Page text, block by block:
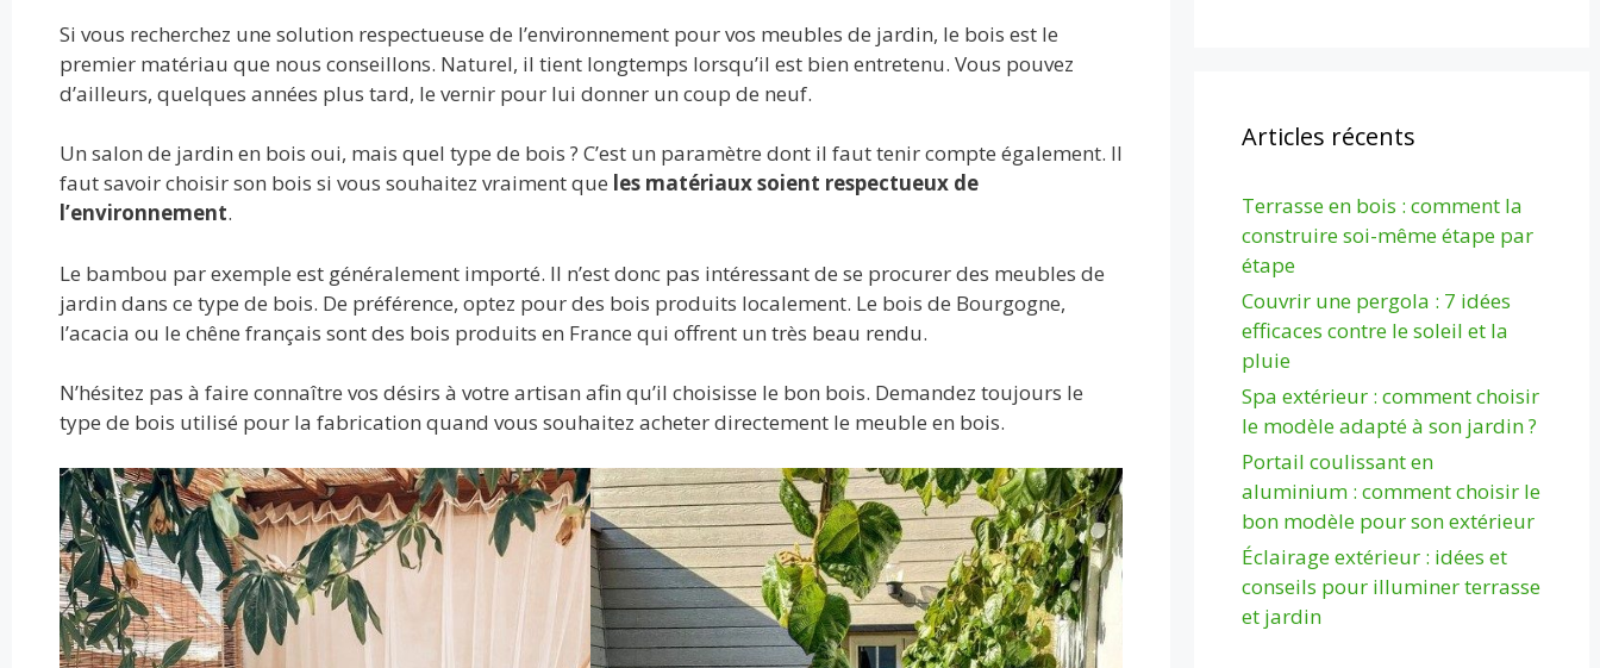
Si vous recherchez une solution respectueuse de l’environnement pour vos meubles de jardin, le bois est le
premier matériau que nous conseillons. Naturel, il tient longtemps lorsqu’il est bien entretenu. Vous pouvez
d’ailleurs, quelques années plus tard, le vernir pour lui donner un coup de neuf.
Un salon de jardin en bois oui, mais quel type de bois ? C’est un paramètre dont il faut tenir compte également. Il
faut savoir choisir son bois si vous souhaitez vraiment que les matériaux soient respectueux de
l’environnement.
Le bambou par exemple est généralement importé. Il n’est donc pas intéressant de se procurer des meubles de
jardin dans ce type de bois. De préférence, optez pour des bois produits localement. Le bois de Bourgogne,
l’acacia ou le chêne français sont des bois produits en France qui offrent un très beau rendu.
N’hésitez pas à faire connaître vos désirs à votre artisan afin qu’il choisisse le bon bois. Demandez toujours le
type de bois utilisé pour la fabrication quand vous souhaitez acheter directement le meuble en bois.
Articles récents
Terrasse en bois : comment la
construire soi-même étape par
étape
Couvrir une pergola : 7 idées
efficaces contre le soleil et la
pluie
Spa extérieur : comment choisir
le modèle adapté à son jardin ?
Portail coulissant en
aluminium : comment choisir le
bon modèle pour son extérieur
Éclairage extérieur : idées et
conseils pour illuminer terrasse
et jardin